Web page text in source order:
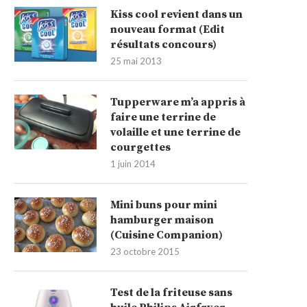
Kiss cool revient dans un
nouveau format (Edit
résultats concours)
25 mai 2013
Tupperware m’a appris à
faire une terrine de
volaille et une terrine de
courgettes
1 juin 2014
Mini buns pour mini
hamburger maison
(Cuisine Companion)
23 octobre 2015
Test de la friteuse sans